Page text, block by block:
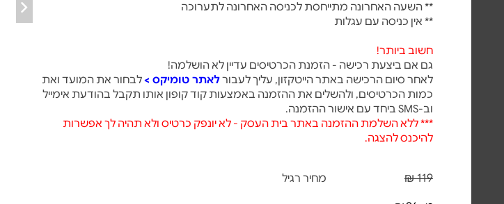
** השעה האחרונה מתייחסת לכניסה האחרונה לתערוכה
** אין כניסה עם עגלות
חשוב ביותר!
גם אם ביצעת רכישה - הזמנת הכרטיסים עדיין לא הושלמה!
לאחר סיום הרכישה באתר הייטקזון, עליך לעבורלאתר טומיקס >לבחור את המועד ואת
כמות הכרטיסים, ולהשלים את ההזמנה באמצעות קוד קופון אותו תקבל בהודעת אימייל
וב-SMS ביחד עם אישור ההזמנה.
*** ללא השלמת ההזמנה באתר בית העסק - לא יונפק כרטיס ולא תהיה לך אפשרות
להיכנס להצגה.
119 ₪ מחיר רגיל